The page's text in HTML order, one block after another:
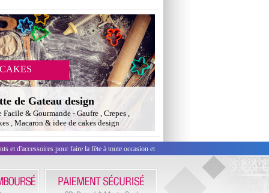
de Gateau design
Facile & Gourmande - Gaufre , Crepes ,
, Macaron & idee de cakes design
et d'accessoires pour faire la fête à toute occasion et